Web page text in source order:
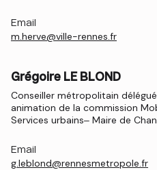
Email
m.herve@ville-rennes.fr
Grégoire LE BLOND
Conseiller métropolitain
animation de la commission
Services urbains– Maire de
Email
g.leblond@rennesmetropole.fr